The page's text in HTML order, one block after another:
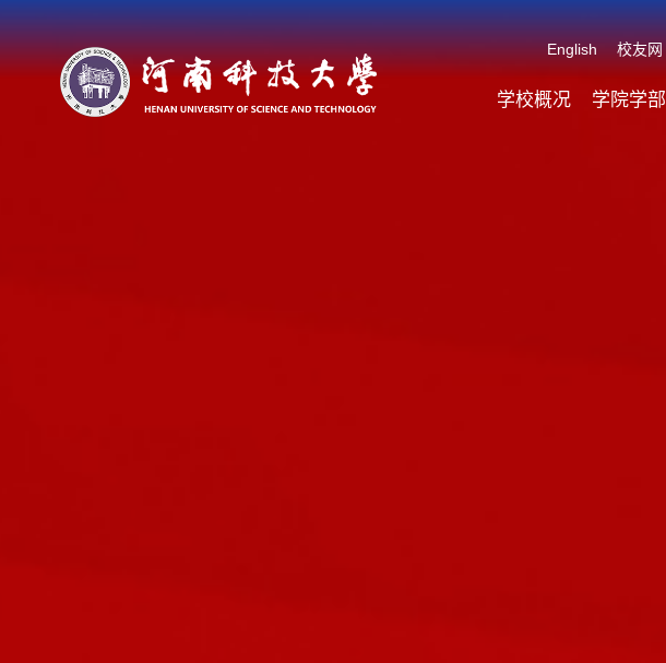
English 校友网
学校概况 学院学部